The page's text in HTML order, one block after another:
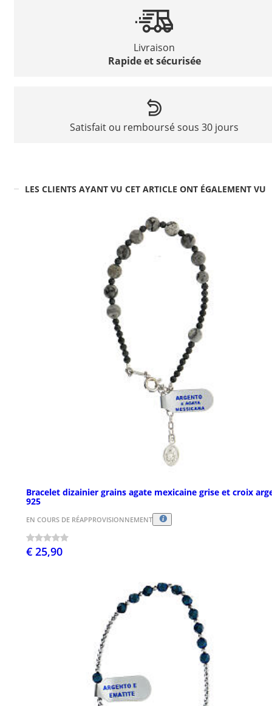
Livraison
Rapide et sécurisée
Satisfait ou remboursé sous 30 jours
LES CLIENTS AYANT VU CET ARTICLE ONT ÉGALEMENT VU
Bracelet dizainier grains agate mexicaine grise et croix
925
EN COURS DE RÉAPPROVISIONNEMENT
€ 25,90